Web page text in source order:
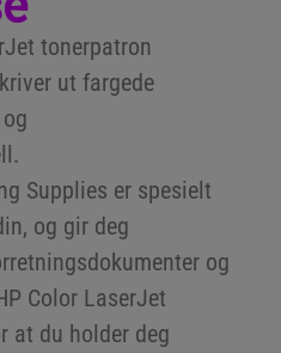
tonerpatron
ut fargede
Supplies er spesielt
og gir deg
og
Color LaserJet
at du holder deg